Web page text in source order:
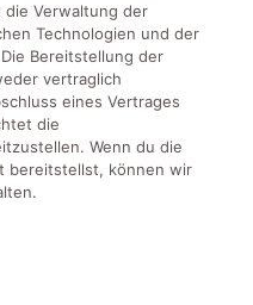
Verwaltung der
Technologien und der
Bereitstellung der
vertraglich
eines Vertrages
die
Wenn du die
bereitstellst, können wir